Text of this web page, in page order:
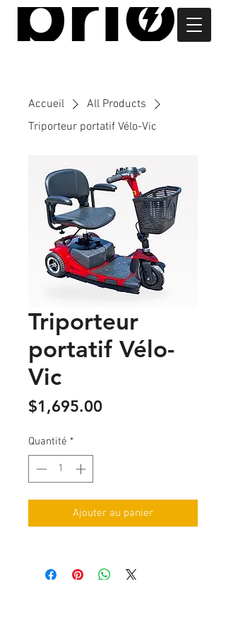
Accueil
All Products
Triporteur portatif Vélo-Vic
Triporteur
portatif Vélo-
Vic
$1,695.00Prix
Quantité *
Ajouter au panier